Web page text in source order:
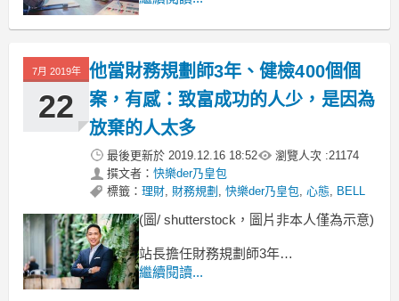
卻又是大眾最容易持有的
7月 2019年
22
他當財務規劃師3年、健檢400個個
案，有感：致富成功的人少，是因為
放棄的人太多
最後更新於 2019.12.16 18:52 瀏覽人次 :21174
撰文者： 快樂der乃皇包
標籤： 理財, 財務規劃 , 快樂der乃皇包, 心態, BELL
(圖/ shutterstock，圖片非本人僅為示意)
站長擔任財務規劃師3年
財務健診樣本將近400個
繼續閱讀...